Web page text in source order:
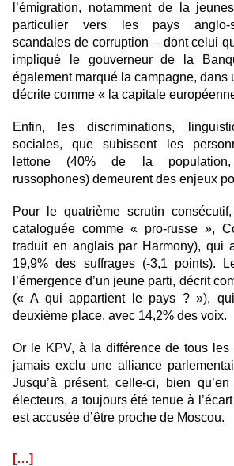
l’émigration, notamment de la
particulier vers les pays anglo-
scandales de corruption – dont celui
impliqué le gouverneur de la
également marqué la campagne, dans
décrite comme « la capitale
Enfin, les discriminations,
sociales, que subissent les
lettone (40% de la
russophones) demeurent des enjeux
Pour le quatrième scrutin
cataloguée comme « pro-russe »,
traduit en anglais par Harmony), qui
19,9% des suffrages (-3,1 points).
l’émergence d’un jeune parti, décrit
(« A qui appartient le pays ? »),
deuxième place, avec 14,2% des voix.
Or le KPV, à la différence de tous les
jamais exclu une alliance
Jusqu’à présent, celle-ci, bien
électeurs, a toujours été tenue à
est accusée d’être proche de Moscou.
[…]